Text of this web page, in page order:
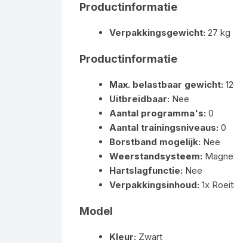
Productinformatie
Verpakkingsgewicht: 27 kg
Productinformatie
Max. belastbaar gewicht:
Uitbreidbaar: Nee
Aantal programma's: 0
Aantal trainingsniveaus: 0
Borstband mogelijk: Nee
Weerstandsysteem:
Hartslagfunctie: Nee
Verpakkingsinhoud: 1x
Model
Kleur: Zwart